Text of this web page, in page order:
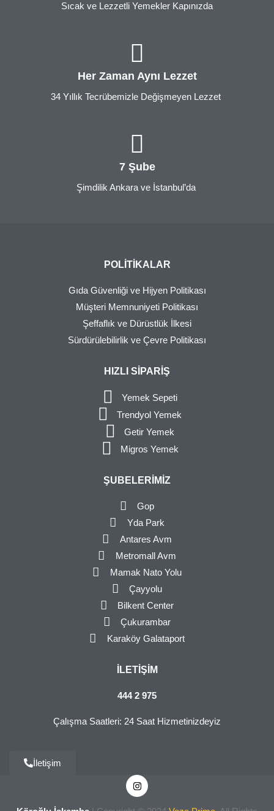
Sıcak ve Lezzetli Yemekler Kapınızda
Her Zaman Aynı Lezzet
34 Yıllık Tecrübemizle Değişmeyen Lezzet
7 Şube
Şimdilik Ankara ve İstanbul’da
POLITIKALAR
Gıda Güvenliği ve Hijyen Politikası
Müşteri Memnuniyeti Politikası
Şeffaflık ve Dürüstlük İlkesi
Sürdürülebilirlik ve Çevre Politikası
HIZLI SIPARIŞ
Yemek Sepeti
Trendyol Yemek
Getir Yemek
Migros Yemek
ŞUBELERIMIZ
Gop
Yda Park
Antares Avm
Metromall Avm
Mamak Nato Yolu
Çayyolu
Bilkent Center
Çukurambar
Karaköy Galataport
İLETIŞIM
444 2 975
Çalışma Saatleri: 24 Saat Hizmetinizdeyiz
İletişim